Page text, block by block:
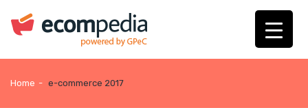
Home - e-commerce 2017